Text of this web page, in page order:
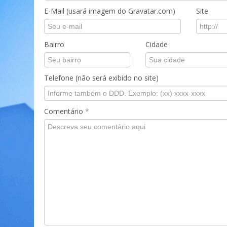
E-Mail (usará imagem do Gravatar.com) Site
Bairro Cidade
Telefone (não será exibido no site)
Comentário *